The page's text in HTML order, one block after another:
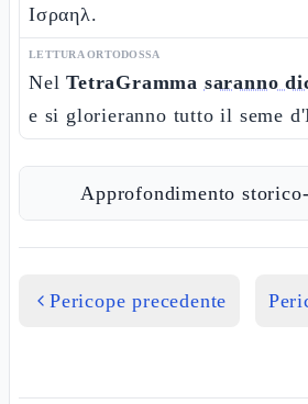
Ισραηλ.
LETTURA ORTODOSSA
NelTetraGramma saranno
e si glorieranno tutto il seme
Approfondimento
Pericope precedente